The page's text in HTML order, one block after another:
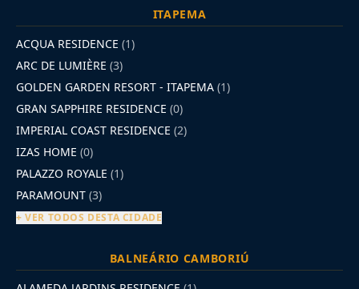
ITAPEMA
ACQUA RESIDENCE (1)
ARC DE LUMIÈRE (3)
GOLDEN GARDEN RESORT - ITAPEMA (1)
GRAN SAPPHIRE RESIDENCE (0)
IMPERIAL COAST RESIDENCE (2)
IZAS HOME (0)
PALAZZO ROYALE (1)
PARAMOUNT (3)
+ VER TODOS DESTA CIDADE
BALNEÁRIO CAMBORIÚ